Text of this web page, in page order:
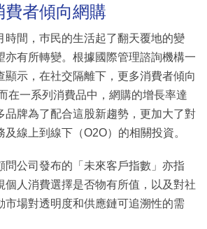
費者傾向網購
時間，巿民的生活起了翻天覆地的變
亦有所轉變。根據國際管理諮詢機構一
顯示，在社交隔離下，更多消費者傾向
在一系列消費品中，網購的增長率達
品牌為了配合這股新趨勢，更加大了對
線上到線下（O2O）的相關投資。
問公司發布的「未來客戶指數」亦指
個人消費選擇是否物有所值，以及對社
市場對透明度和供應鏈可追溯性的需